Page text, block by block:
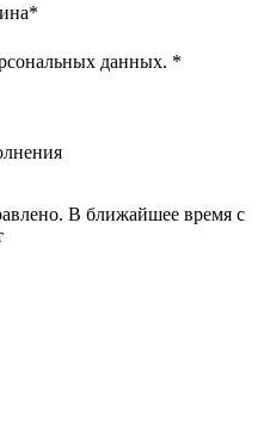
*
данных. *
В ближайшее время с